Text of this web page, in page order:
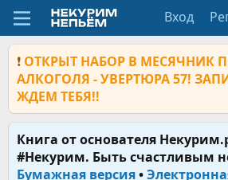
Вход
❗ ОТКРЫТ НАБОР В МЕСЯЧНИК
АЛКОГОЛЯ - УВЕРТЮРА 57!
ЖДЕМ ТЕБЯ!!
Книга от основателя
#Некурим. Быть счастливым
Бумажная версия•